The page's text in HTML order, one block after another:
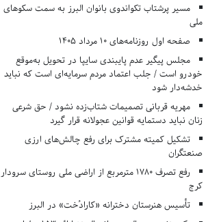
مسیر پرشتاب تکواندوی بانوان البرز به سمت سکوهای
ملی
صفحه اول روزنامه‌های 10 مرداد 1405
مجلس پیگیر عدم پایبندی سایپا در تحویل به‌موقع
خودرو است / جلب اعتماد مردم سرمایه‌ای است که نباید
خدشه‌دار شود
مهریه قربانی تصمیمات شتاب‌زده نشود / حق شرعی
زنان نباید دستمایه قوانین عجولانه قرار گیرد
تشکیل کمیته مشترک برای رفع چالش‌های ارزی
صنعتگران
رفع تصرف ۱۷۸۰ مترمربع از اراضی ملی روستای سرودار
کرج
تأسیس هنرستان دخترانه «کارادُخت» در البرز